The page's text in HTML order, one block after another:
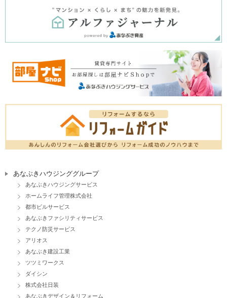
あなぶきハウジンググループ
あなぶきハウジングサービス
ホームライフ管理株式会社
都市ビルサービス
あなぶきファシリティサービス
テクノ防災サービス
アリオス
あなぶき建設工業
ツツミワークス
ダイシン
株式会社日装
あなぶきデザイン＆リフォーム